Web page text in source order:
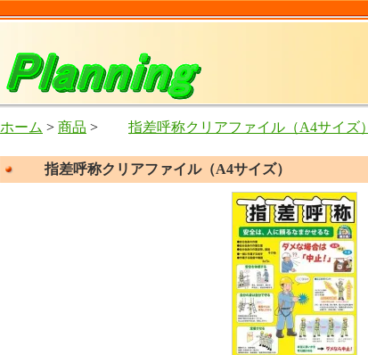
ホーム > 商品 > 指差呼称クリアファイル（A4サイズ）
指差呼称クリアファイル（A4サイズ）